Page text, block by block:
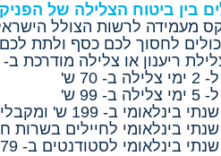
בין ביטוח הצלילה של
מעמידה לרשות הצולל הישראלי
לחסוך לכם כסף ולתת
ריענון או צלילה מודרכת ב- 49 ש'
ש'
ש'
199 ש' ומקבלים עוד חודשיים מתנה
לחיילים בשרות חובה ב- 159 ש' ומקבלים
בינלאומי לסטודנטים ב- 179 ש'